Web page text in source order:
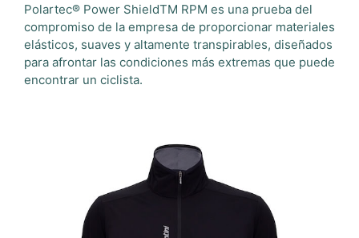
Polartec® Power ShieldTM RPM es una prueba del
compromiso de la empresa de proporcionar materiales
elásticos, suaves y altamente transpirables, diseñados
para afrontar las condiciones más extremas que puede
encontrar un ciclista.